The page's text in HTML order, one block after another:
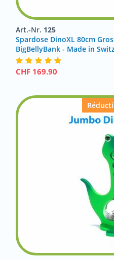
Art.-Nr. 125
Spardose DinoXL 80cm
BigBellyBank - Made in
CHF 169.90